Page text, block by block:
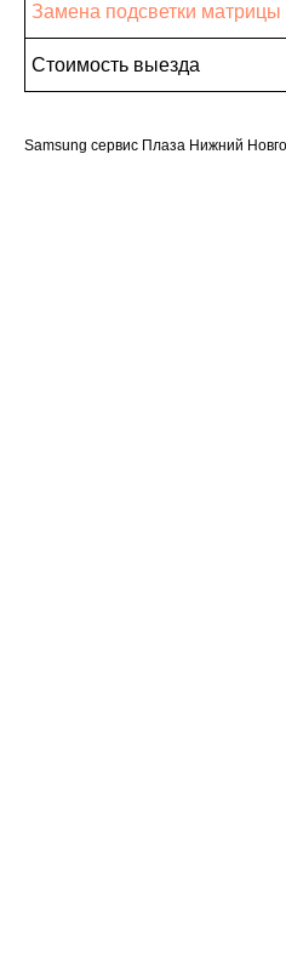
Замена подсветки матрицы
Стоимость выезда
Samsung сервис Плаза Нижний